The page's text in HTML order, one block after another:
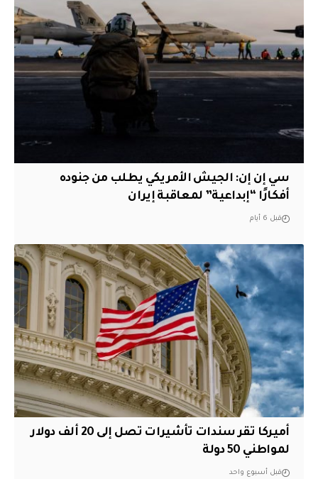
سي إن إن: الجيش الأمريكي يطلب من جنوده
أفكارًا “إبداعية” لمعاقبة إيران
قبل 6 أيام
أميركا تقر سندات تأشيرات تصل إلى 20 ألف دولار
لمواطني 50 دولة
قبل أسبوع واحد